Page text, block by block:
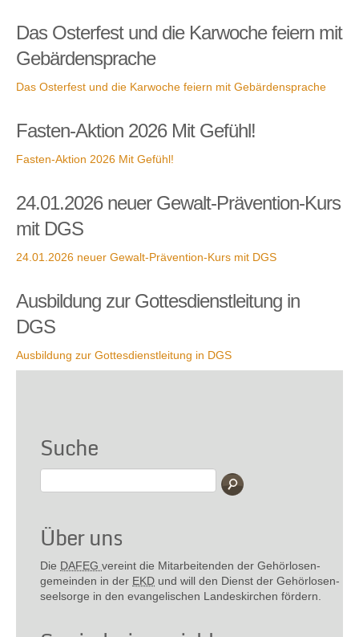
Das Osterfest und die Karwoche feiern mit
Gebärdensprache
Das Osterfest und die Karwoche feiern mit Gebärdensprache
Fasten-Aktion 2026 Mit Gefühl!
Fasten-Aktion 2026 Mit Gefühl!
24.01.2026 neuer Gewalt-Prävention-Kurs
mit DGS
24.01.2026 neuer Gewalt-Prävention-Kurs mit DGS
Ausbildung zur Gottesdienstleitung in
DGS
Ausbildung zur Gottesdienstleitung in DGS
Suche
Über uns
Die DAFEG vereint die Mitarbeitenden der Gehör­losen­
gemeinden in der EKD und will den Dienst der Gehör­losen­
seel­sorge in den evange­lischen Landes­kirchen fördern.